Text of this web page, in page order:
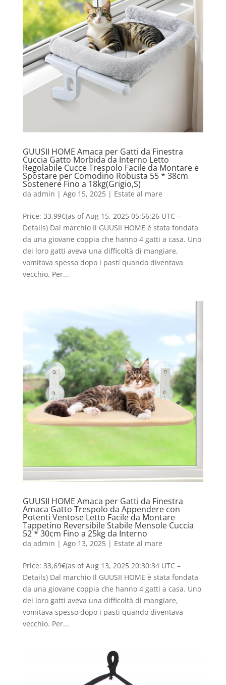
GUUSII HOME Amaca per Gatti da Finestra
Cuccia Gatto Morbida da Interno Letto
Regolabile Cucce Trespolo Facile da Montare e
Spostare per Comodino Robusta 55 * 38cm
Sostenere Fino a 18kg(Grigio,S)
da admin | Ago 15, 2025| Estate al mare
Price: 33,99€(as of Aug 15, 2025 05:56:26 UTC –
Details) Dal marchio Il GUUSII HOME è stata fondata
da una giovane coppia che hanno 4 gatti a casa. Uno
dei loro gatti aveva una difficoltà di mangiare,
vomitava spesso dopo i pasti quando diventava
vecchio. Per...
GUUSII HOME Amaca per Gatti da Finestra
Amaca Gatto Trespolo da Appendere con
Potenti Ventose Letto Facile da Montare
Tappetino Reversibile Stabile Mensole Cuccia
52 * 30cm Fino a 25kg da Interno
da admin | Ago 13, 2025| Estate al mare
Price: 33,69€(as of Aug 13, 2025 20:30:34 UTC –
Details) Dal marchio Il GUUSII HOME è stata fondata
da una giovane coppia che hanno 4 gatti a casa. Uno
dei loro gatti aveva una difficoltà di mangiare,
vomitava spesso dopo i pasti quando diventava
vecchio. Per...